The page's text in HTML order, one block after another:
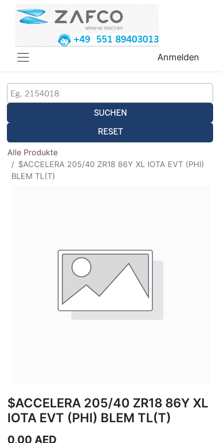
+49 551 89403013
Anmelden
SUCHEN
RESET
Alle Produkte
$ACCELERA 205/40 ZR18 86Y XL IOTA EVT (PHI)
BLEM TL(T)
$ACCELERA 205/40 ZR18 86Y XL
IOTA EVT (PHI) BLEM TL(T)
0,00 AED